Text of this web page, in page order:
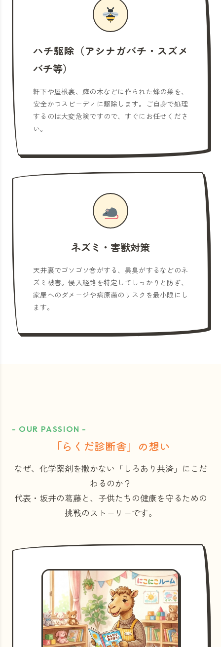
ハチ駆除（アシナガバチ・スズメ
バチ等）
軒下や屋根裏、庭の木などに作られた蜂の巣を、
安全かつスピーディに駆除します。ご自身で処理
するのは大変危険ですので、すぐにお任せくださ
い。
ネズミ・害獣対策
天井裏でゴソゴソ音がする、異臭がするなどのネ
ズミ被害。侵入経路を特定してしっかりと防ぎ、
家屋へのダメージや病原菌のリスクを最小限にし
ます。
- OUR PASSION -
「らくだ診断舎」の想い
なぜ、化学薬剤を撒かない「しろあり共済」にこだ
わるのか？
代表・坂井の葛藤と、子供たちの健康を守るための
挑戦のストーリーです。